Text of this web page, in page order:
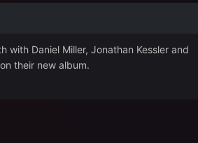
Daniel Miller, Jonathan Kessler and
their new album.